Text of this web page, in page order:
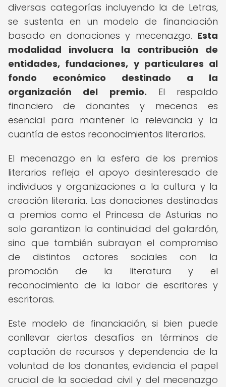
diversas categorías incluyendo la de Letras,
se sustenta en un modelo de financiación
basado en donaciones y mecenazgo. Esta
modalidad involucra la contribución de
entidades, fundaciones, y particulares al
fondo económico destinado a la
organización del premio. El respaldo
financiero de donantes y mecenas es
esencial para mantener la relevancia y la
cuantía de estos reconocimientos literarios.
El mecenazgo en la esfera de los premios
literarios refleja el apoyo desinteresado de
individuos y organizaciones a la cultura y la
creación literaria. Las donaciones destinadas
a premios como el Princesa de Asturias no
solo garantizan la continuidad del galardón,
sino que también subrayan el compromiso
de distintos actores sociales con la
promoción de la literatura y el
reconocimiento de la labor de escritores y
escritoras.
Este modelo de financiación, si bien puede
conllevar ciertos desafíos en términos de
captación de recursos y dependencia de la
voluntad de los donantes, evidencia el papel
crucial de la sociedad civil y del mecenazgo